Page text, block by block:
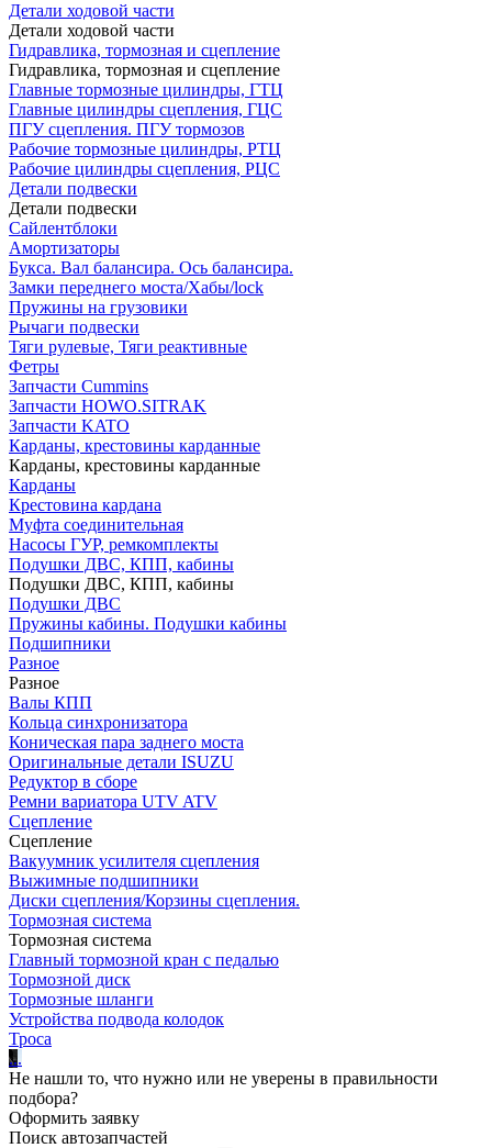
Детали ходовой части
Детали ходовой части
Гидравлика, тормозная и сцепление
Гидравлика, тормозная и сцепление
Главные тормозные цилиндры, ГТЦ
Главные цилиндры сцепления, ГЦС
ПГУ сцепления. ПГУ тормозов
Рабочие тормозные цилиндры, РТЦ
Рабочие цилиндры сцепления, РЦС
Детали подвески
Детали подвески
Cайлентблоки
Амортизаторы
Букса. Вал балансира. Ось балансира.
Замки переднего моста/Хабы/lock
Пружины на грузовики
Рычаги подвески
Тяги рулевые, Тяги реактивные
Фетры
Запчасти Cummins
Запчасти HOWO.SITRAK
Запчасти KATO
Карданы, крестовины карданные
Карданы, крестовины карданные
Карданы
Крестовина кардана
Муфта соединительная
Насосы ГУР, ремкомплекты
Подушки ДВС, КПП, кабины
Подушки ДВС, КПП, кабины
Подушки ДВС
Пружины кабины. Подушки кабины
Подшипники
Разное
Разное
Валы КПП
Кольца синхронизатора
Коническая пара заднего моста
Оригинальные детали ISUZU
Редуктор в сборе
Ремни вариатора UTV ATV
Сцепление
Сцепление
Вакуумник усилителя сцепления
Выжимные подшипники
Диски сцепления/Корзины сцепления.
Тормозная система
Тормозная система
Главный тормозной кран с педалью
Тормозной диск
Тормозные шланги
Устройства подвода колодок
Троса
...
Не нашли то, что нужно или не уверены в правильности
подбора?
Оформить заявку
Поиск автозапчастей